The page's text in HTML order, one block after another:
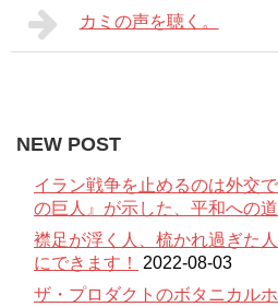
カミの声を聴く。
NEW POST
イラン戦争を止めるのは外交
の巨人』が示した、平和への道
襟足が浮く人、梳かれ過ぎた
にできます！
2022-08-03
ザ・プロダクトのボタニカル